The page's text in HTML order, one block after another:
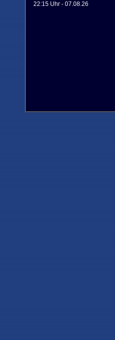
22:15 Uhr - 07.08.26